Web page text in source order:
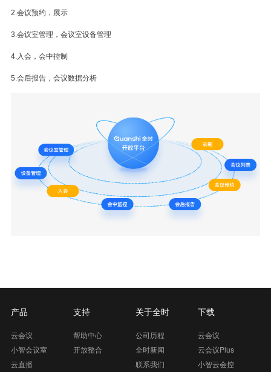
2.会议预约，展示
3.会议室管理，会议室设备管理
4.入会，会中控制
5.会后报告，会议数据分析
产品
云会议
小智会议室
云直播
支持
帮助中心
开放整合
关于全时
公司历程
全时新闻
联系我们
下载
云会议
云会议Plus
小智云会控